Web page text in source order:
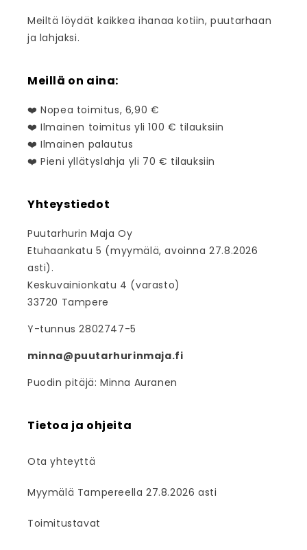
Meiltä löydät kaikkea ihanaa kotiin, puutarhaan
ja lahjaksi.
Meillä on aina:
❤️ Nopea toimitus, 6,90 €
❤️ Ilmainen toimitus yli 100 € tilauksiin
❤️ Ilmainen palautus
❤️ Pieni yllätyslahja yli 70 € tilauksiin
Yhteystiedot
Puutarhurin Maja Oy
Etuhaankatu 5 (myymälä, avoinna 27.8.2026
asti).
Keskuvainionkatu 4 (varasto)
33720 Tampere
Y-tunnus 2802747-5
minna@puutarhurinmaja.fi
Puodin pitäjä: Minna Auranen
Tietoa ja ohjeita
Ota yhteyttä
Myymälä Tampereella 27.8.2026 asti
Toimitustavat